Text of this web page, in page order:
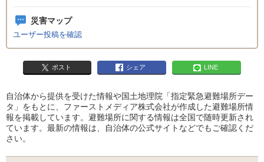
災害マップ
ユーザー投稿を確認
ポスト シェア LINE
自治体から提供を受けた情報や国土地理院「指定緊急避難場所デー
タ」をもとに、ファーストメディア株式会社が作成した避難場所情
報を掲載しています。避難場所に関する情報は全国で随時更新され
ています。最新の情報は、自治体の公式サイトなどでもご確認くだ
さい。